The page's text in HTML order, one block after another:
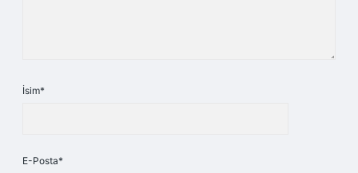
İsim*
E-Posta*